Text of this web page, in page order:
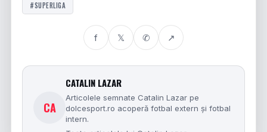
#SUPERLIGA
f 𝕏 ✆ ↗
CA
CATALIN LAZAR
Articolele semnate Catalin Lazar pe
dolcesport.ro acoperă fotbal extern și fotbal
intern.